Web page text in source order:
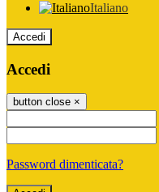
Italiano
Accedi
Accedi
button close ×
Password dimenticata?